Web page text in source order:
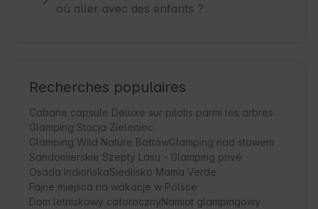
où aller avec des enfants ?
Recherches populaires
Cabane capsule Deluxe sur pilotis parmi les arbres
Glamping Stacja Zieleniec
Glamping Wild Nature BałtówGlamping nad stawem
Sandomierskie Szepty Lasu - Glamping privé
Osada IndiańskaSiedlisko Mama Verde
Fajne miejsca na wakacje w Polsce
Dom letniskowy całorocznyNamiot glampingowy